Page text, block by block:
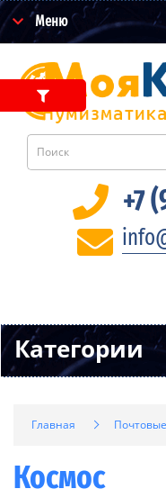
Меню
+7
Категории
Главная
Космос